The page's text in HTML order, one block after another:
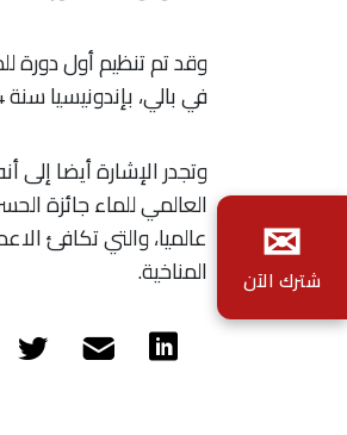
في بالي، بإندونيسيا سنة 2024.
وتجدر الإشارة أيضا إلى
العالمي للماء جائزة
عالميا، والتي تكافئ
المناخية.
✉
شترك الآن